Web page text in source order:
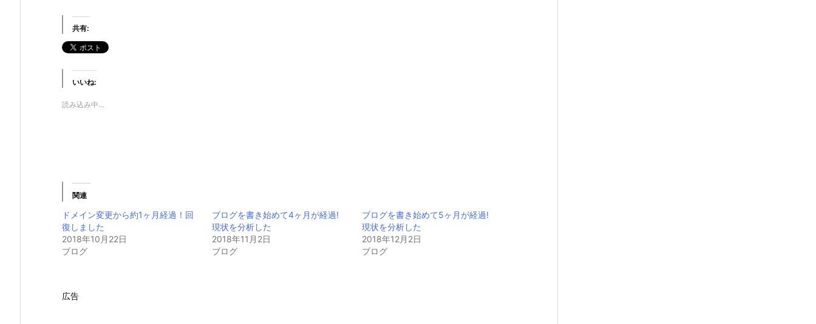
共有:
いいね:
読み込み中…
関連
ドメイン変更から約1ヶ月経過！回
復しました
2018年10月22日
ブログ
ブログを書き始めて4ヶ月が経過!
現状を分析した
2018年11月2日
ブログ
ブログを書き始めて5ヶ月が経過!
現状を分析した
2018年12月2日
ブログ
広告